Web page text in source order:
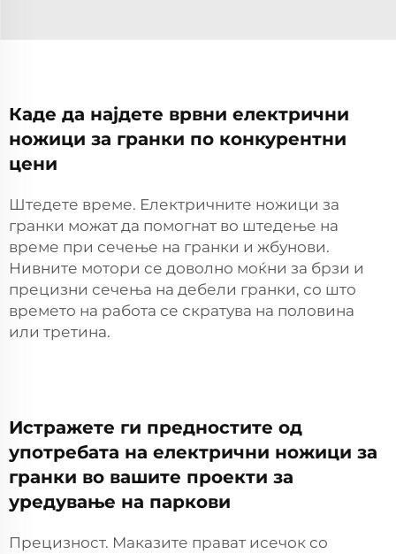
Каде да најдете врвни електрични
ножици за гранки по конкурентни
цени
Штедете време. Електричните ножици за
гранки можат да помогнат во штедење на
време при сечење на гранки и жбунови.
Нивните мотори се доволно моќни за брзи и
прецизни сечења на дебели гранки, со што
времето на работа се скратува на половина
или третина.
Истражете ги предностите од
употребата на електрични ножици за
гранки во вашите проекти за
уредување на паркови
Прецизност. Маказите прават исечок со